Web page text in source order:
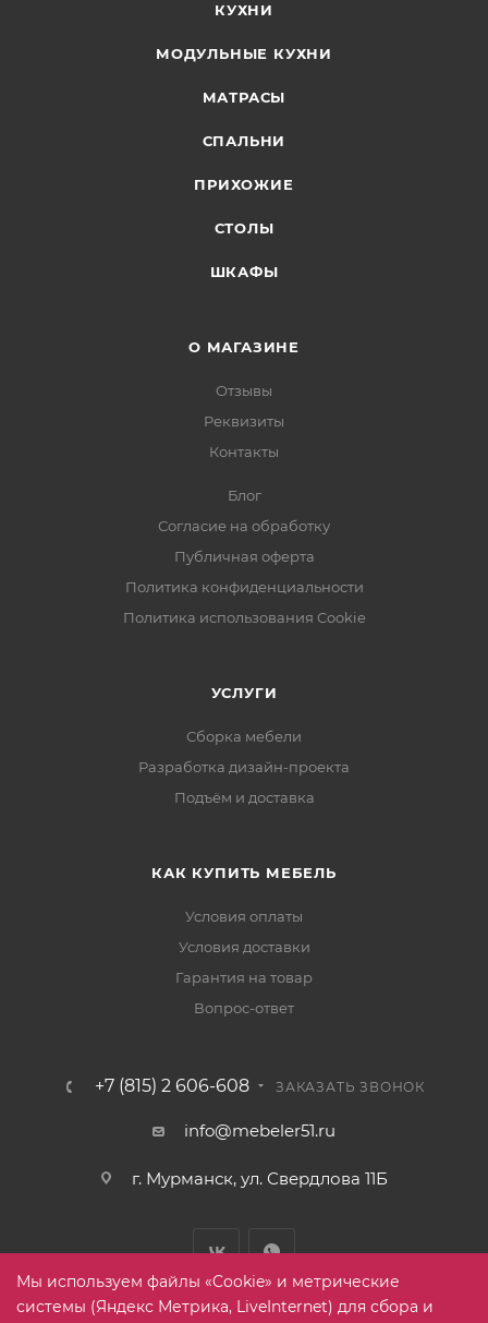
КУХНИ
МОДУЛЬНЫЕ КУХНИ
МАТРАСЫ
СПАЛЬНИ
ПРИХОЖИЕ
СТОЛЫ
ШКАФЫ
О МАГАЗИНЕ
Отзывы
Реквизиты
Контакты
Блог
Согласие на обработку
Публичная оферта
Политика конфиденциальности
Политика использования Cookie
УСЛУГИ
Сборка мебели
Разработка дизайн-проекта
Подъём и доставка
КАК КУПИТЬ МЕБЕЛЬ
Условия оплаты
Условия доставки
Гарантия на товар
Вопрос-ответ
+7 (815) 2 606-608 ЗАКАЗАТЬ ЗВОНОК
info@mebeler51.ru
г. Мурманск, ул. Свердлова 11Б
Мы используем файлы «Cookie» и метрические
системы (Яндекс Метрика, LiveInternet) для сбора и